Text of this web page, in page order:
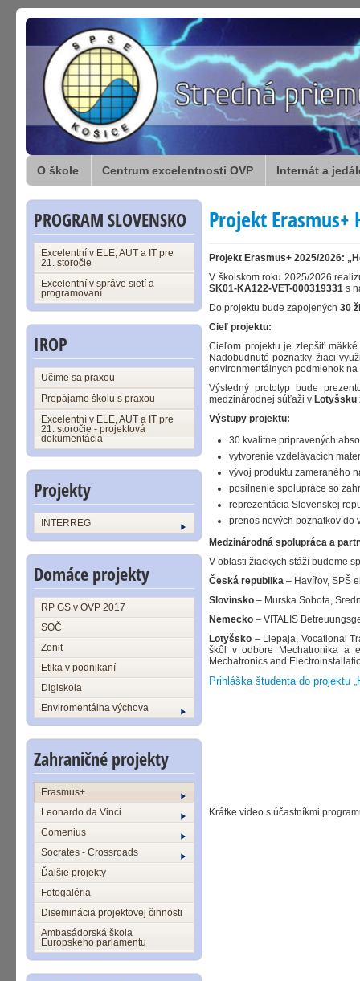
O škole Centrum excelentnosti OVP Internát a
PROGRAM SLOVENSKO
Excelentní v ELE, AUT a IT pre
21. storočie
Excelentní v správe sietí a
programovaní
IROP
Učíme sa praxou
Prepájame školu s praxou
Excelentní v ELE, AUT a IT pre
21. storočie - projektová
dokumentácia
Projekty
INTERREG
Domáce projekty
RP GS v OVP 2017
SOČ
Zenit
Etika v podnikaní
Digiskola
Enviromentálna výchova
Zahraničné projekty
Erasmus+
Leonardo da Vinci
Comenius
Socrates - Crossroads
Ďalšie projekty
Fotogaléria
Diseminácia projektovej činnosti
Ambasádorská škola
Európskeho parlamentu
Projekt Erasmus+
Projekt Erasmus+ 2025/2026:
V školskom roku 2025/2026
SK01-KA122-VET-000319331 s
Do projektu bude zapojených 30
Cieľ projektu:
Cieľom projektu je zlepšiť
Nadobudnuté poznatky žiaci
environmentálnych podmienok na
Výsledný prototyp bude
medzinárodnej súťaži v Lotyšsku
Výstupy projektu:
30 kvalitne pripravených
vytvorenie vzdelávacích
vývoj produktu zameraného
posilnenie spolupráce so
reprezentácia Slovenskej
prenos nových poznatkov do
Medzinárodná spolupráca a
V oblasti žiackych stáží budeme
Česká republika – Havířov, SPŠ
Slovinsko – Murska Sobota,
Nemecko – VITALIS
Lotyšsko – Liepaja, Vocational
škôl v odbore Mechatronika a
Mechatronics and
Prihláška študenta do projektu
Krátke video s účastníkmi